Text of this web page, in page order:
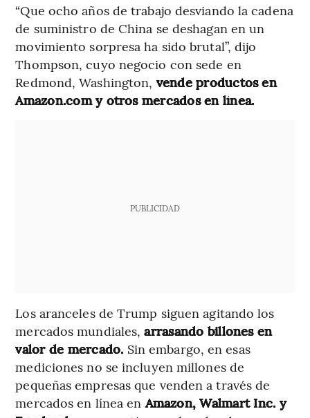
“Que ocho años de trabajo desviando la cadena
de suministro de China se deshagan en un
movimiento sorpresa ha sido brutal”, dijo
Thompson, cuyo negocio con sede en
Redmond, Washington, vende productos en
Amazon.com y otros mercados en línea.
PUBLICIDAD
Los aranceles de Trump siguen agitando los
mercados mundiales,arrasando billones en
valor de mercado. Sin embargo, en esas
mediciones no se incluyen millones de
pequeñas empresas que venden a través de
mercados en línea enAmazon, Walmart Inc. y